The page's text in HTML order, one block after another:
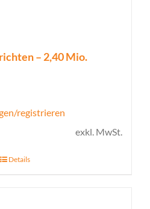
– 2,40 Mio.
registrieren
exkl. MwSt.
Details